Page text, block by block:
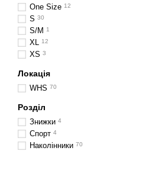
One Size 12
S 30
S/M 1
XL 12
XS 3
Локація
WHS 70
Розділ
Знижки 4
Спорт 4
Наколінники 70